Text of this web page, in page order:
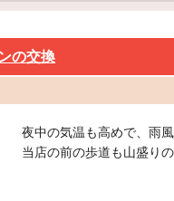
の交換
夜中の気温も高めで、雨
当店の前の歩道も山盛り